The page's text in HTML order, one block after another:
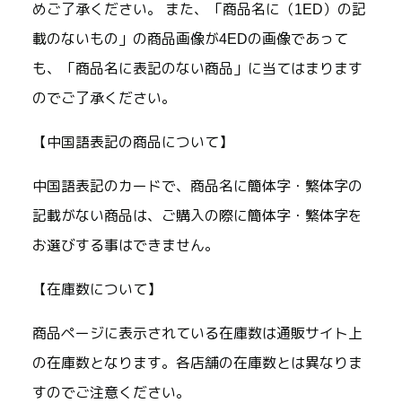
めご了承ください。 また、「商品名に（1ED）の記
載のないもの」の商品画像が4EDの画像であって
も、「商品名に表記のない商品」に当てはまります
のでご了承ください。
【中国語表記の商品について】
中国語表記のカードで、商品名に簡体字・繁体字の
記載がない商品は、ご購入の際に簡体字・繁体字を
お選びする事はできません。
【在庫数について】
商品ページに表示されている在庫数は通販サイト上
の在庫数となります。各店舗の在庫数とは異なりま
すのでご注意ください。